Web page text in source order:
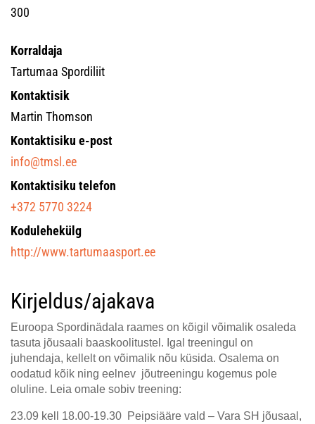
300
Korraldaja
Tartumaa Spordiliit
Kontaktisik
Martin Thomson
Kontaktisiku e-post
info@tmsl.ee
Kontaktisiku telefon
+372 5770 3224
Kodulehekülg
http://www.tartumaasport.ee
Kirjeldus/ajakava
Euroopa Spordinädala raames on kõigil võimalik osaleda
tasuta jõusaali baaskoolitustel. Igal treeningul on
juhendaja, kellelt on võimalik nõu küsida. Osalema on
oodatud kõik ning eelnev jõutreeningu kogemus pole
oluline. Leia omale sobiv treening:
23.09 kell 18.00-19.30 Peipsiääre vald – Vara SH jõusaal,